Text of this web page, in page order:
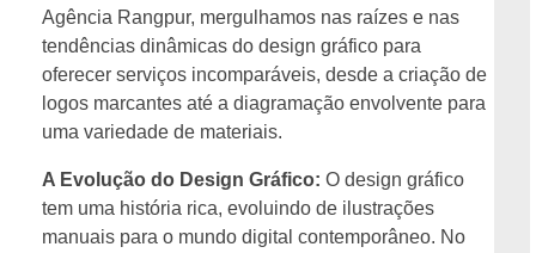
Agência Rangpur, mergulhamos nas raízes e nas
tendências dinâmicas do design gráfico para
oferecer serviços incomparáveis, desde a criação de
logos marcantes até a diagramação envolvente para
uma variedade de materiais.
A Evolução do Design Gráfico: O design gráfico
tem uma história rica, evoluindo de ilustrações
manuais para o mundo digital contemporâneo. No